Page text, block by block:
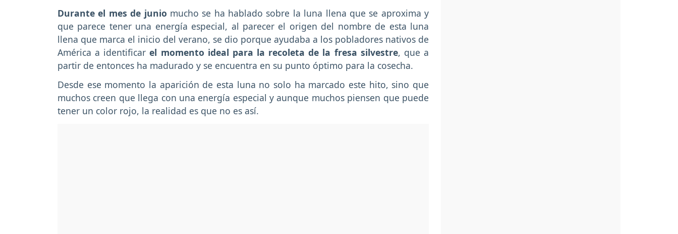
Durante el mes de junio mucho se ha hablado sobre la luna llena que se aproxima y
que parece tener una energía especial, al parecer el origen del nombre de esta luna
llena que marca el inicio del verano, se dio porque ayudaba a los pobladores nativos de
América a identificarel momento ideal para la recoleta de la fresa silvestre, que a
partir de entonces ha madurado y se encuentra en su punto óptimo para la cosecha.
Desde ese momento la aparición de esta luna no solo ha marcado este hito, sino que
muchos creen que llega con una energía especial y aunque muchos piensen que puede
tener un color rojo, la realidad es que no es así.